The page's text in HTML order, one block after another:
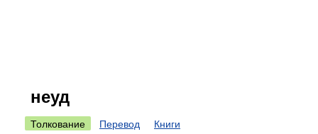
неуд
Толкование Перевод Книги